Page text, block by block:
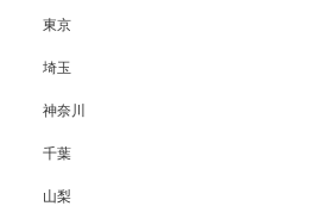
東京
埼玉
神奈川
千葉
山梨